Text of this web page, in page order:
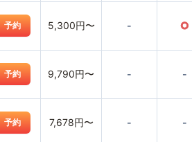
予約 5,300円〜 - ○
予約 9,790円〜 - -
予約 7,678円〜 - -